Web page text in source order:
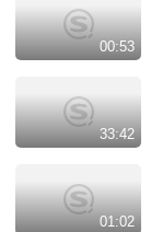
00:53
33:42
01:02